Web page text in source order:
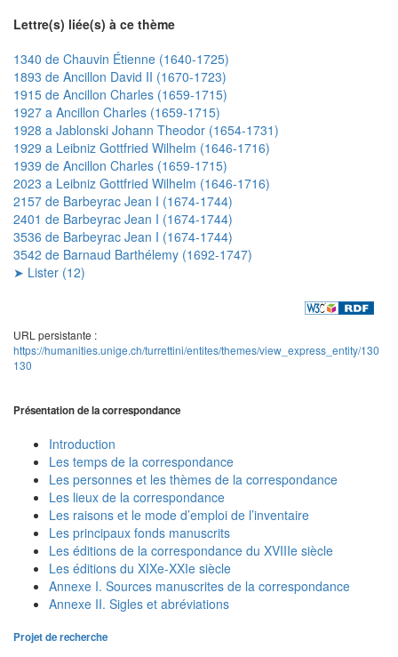
Lettre(s) liée(s) à ce thème
1340 de Chauvin Étienne (1640-1725)
1893 de Ancillon David II (1670-1723)
1915 de Ancillon Charles (1659-1715)
1927 a Ancillon Charles (1659-1715)
1928 a Jablonski Johann Theodor (1654-1731)
1929 a Leibniz Gottfried Wilhelm (1646-1716)
1939 de Ancillon Charles (1659-1715)
2023 a Leibniz Gottfried Wilhelm (1646-1716)
2157 de Barbeyrac Jean I (1674-1744)
2401 de Barbeyrac Jean I (1674-1744)
3536 de Barbeyrac Jean I (1674-1744)
3542 de Barnaud Barthélemy (1692-1747)
➤ Lister (12)
URL persistante :
https://humanities.unige.ch/turrettini/entites/themes/view_express_entity/130
130
Présentation de la correspondance
Introduction
Les temps de la correspondance
Les personnes et les thèmes de la correspondance
Les lieux de la correspondance
Les raisons et le mode d’emploi de l’inventaire
Les principaux fonds manuscrits
Les éditions de la correspondance du XVIIIe siècle
Les éditions du XIXe-XXIe siècle
Annexe I. Sources manuscrites de la correspondance
Annexe II. Sigles et abréviations
Projet de recherche